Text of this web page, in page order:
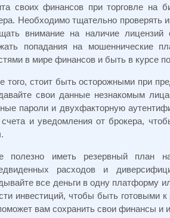
своих финансов при торговле на
Необходимо тщательно проверять
внимание на наличие лицензий
попадания на мошеннические
в мире финансов и быть в курсе
того, стоит быть осторожными при
свои данные незнакомым
пароли и двухфакторную
и уведомления от брокера,
полезно иметь резервный план
расходов и
все деньги в одну платформу
инвестиций, чтобы быть готовыми
вам сохранить свои финансы и